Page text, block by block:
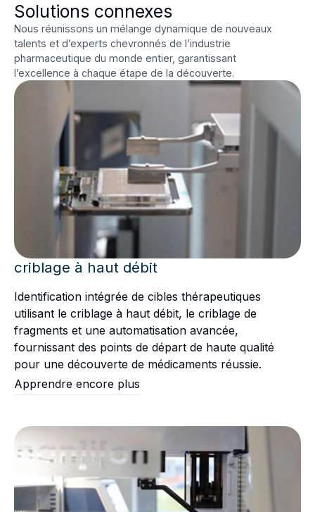
Solutions connexes
Nous réunissons un mélange dynamique de nouveaux
talents et d’experts chevronnés de l’industrie
pharmaceutique du monde entier, garantissant
l’excellence à chaque étape de la découverte.
criblage à haut débit
Identification intégrée de cibles thérapeutiques
utilisant le criblage à haut débit, le criblage de
fragments et une automatisation avancée,
fournissant des points de départ de haute qualité
pour une découverte de médicaments réussie.
Apprendre encore plus